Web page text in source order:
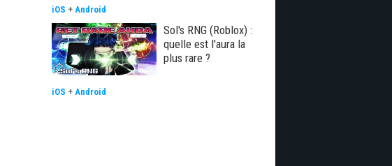
iOS + Android
Sol's RNG (Roblox) :
quelle est l'aura la
plus rare ?
iOS + Android